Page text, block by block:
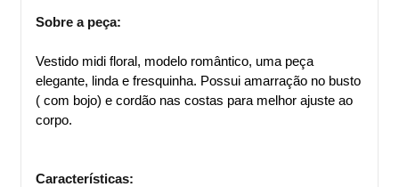
Sobre a peça:
Vestido midi floral, modelo romântico, uma peça
elegante, linda e fresquinha. Possui amarração no busto
( com bojo) e cordão nas costas para melhor ajuste ao
corpo.
Características: